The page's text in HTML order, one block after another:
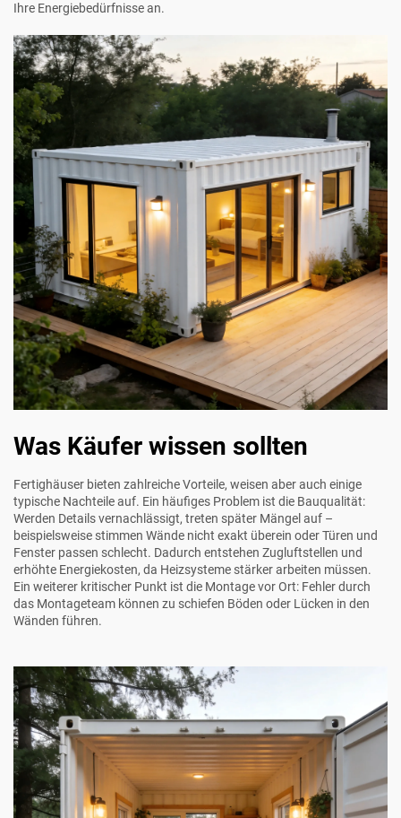
Ihre Energiebedürfnisse an.
Was Käufer wissen sollten
Fertighäuser bieten zahlreiche Vorteile, weisen aber auch einige
typische Nachteile auf. Ein häufiges Problem ist die Bauqualität:
Werden Details vernachlässigt, treten später Mängel auf –
beispielsweise stimmen Wände nicht exakt überein oder Türen und
Fenster passen schlecht. Dadurch entstehen Zugluftstellen und
erhöhte Energiekosten, da Heizsysteme stärker arbeiten müssen.
Ein weiterer kritischer Punkt ist die Montage vor Ort: Fehler durch
das Montageteam können zu schiefen Böden oder Lücken in den
Wänden führen.